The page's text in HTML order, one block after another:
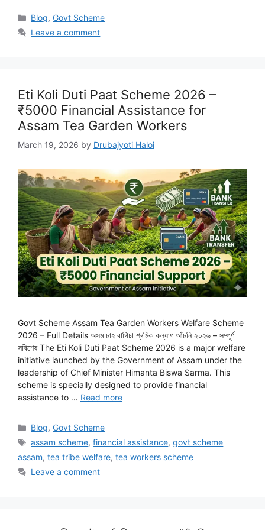
Categories
Blog,Govt Scheme
Leave a comment
Eti Koli Duti Paat Scheme 2026 –
₹5000 Financial Assistance for
Assam Tea Garden Workers
March 19, 2026 by Drubajyoti Haloi
Govt Scheme Assam Tea Garden Workers Welfare Scheme
2026 – Full Details অসম চাহ বাগিচা শ্ৰমিক কল্যাণ আঁচনি ২০২৬ – সম্পূৰ্ণ
সবিশেষ The Eti Koli Duti Paat Scheme 2026 is a major welfare
initiative launched by the Government of Assam under the
leadership of Chief Minister Himanta Biswa Sarma. This
scheme is specially designed to provide financial
assistance to … Read more
Categories
Blog,Govt Scheme
Tags
assam scheme,financial assistance,govt scheme
assam, tea tribe welfare, tea workers scheme
Leave a comment